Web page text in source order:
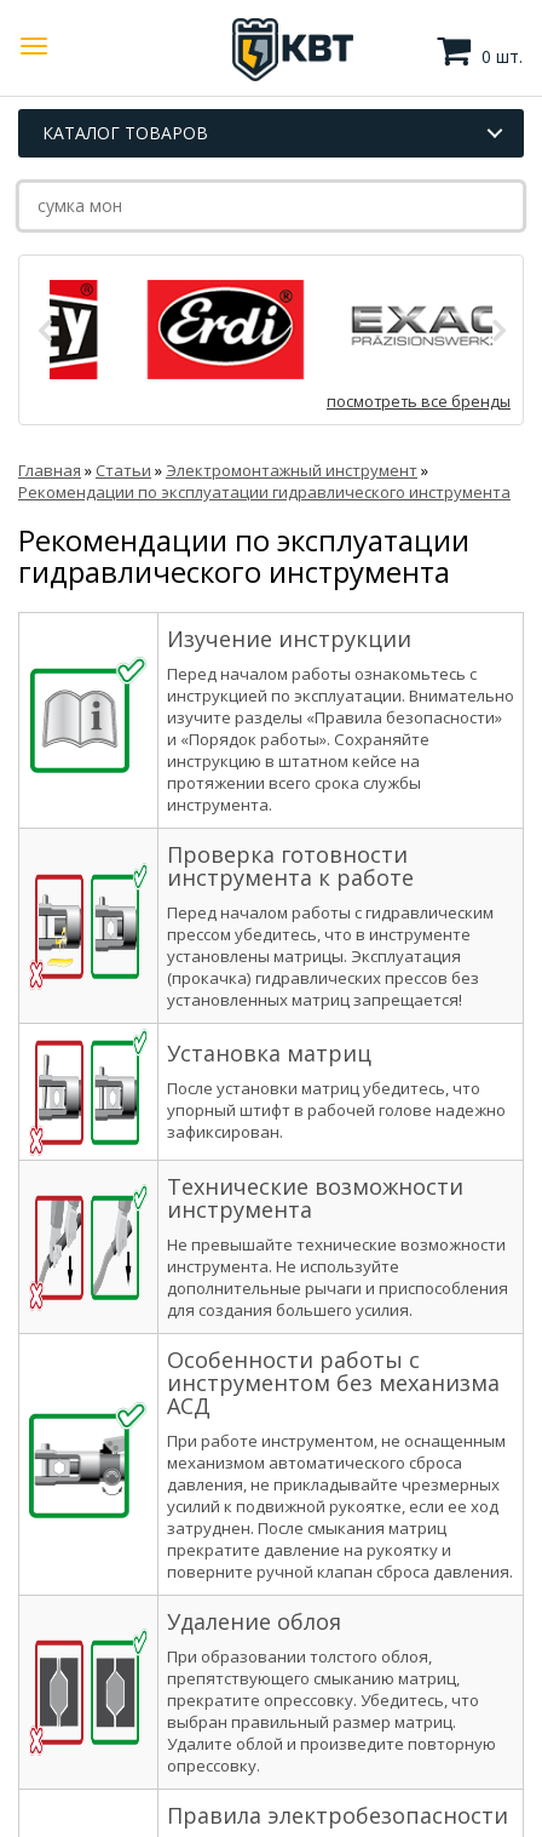
0 шт.
КАТАЛОГ ТОВАРОВ
посмотреть все бренды
Главная » Статьи » Электромонтажный инструмент»
Рекомендации по эксплуатации гидравлического инструмента
Рекомендации по эксплуатации
гидравлического инструмента
Изучение инструкции
Перед началом работы ознакомьтесь с
инструкцией по эксплуатации. Внимательно
изучите разделы «Правила безопасности»
и «Порядок работы». Сохраняйте
инструкцию в штатном кейсе на
протяжении всего срока службы
инструмента.
Проверка готовности
инструмента к работе
Перед началом работы с гидравлическим
прессом убедитесь, что в инструменте
установлены матрицы. Эксплуатация
(прокачка) гидравлических прессов без
установленных матриц запрещается!
Установка матриц
После установки матриц убедитесь, что
упорный штифт в рабочей голове надежно
зафиксирован.
Технические возможности
инструмента
Не превышайте технические возможности
инструмента. Не используйте
дополнительные рычаги и приспособления
для создания большего усилия.
Особенности работы с
инструментом без механизма
АСД
При работе инструментом, не оснащенным
механизмом автоматического сброса
давления, не прикладывайте чрезмерных
усилий к подвижной рукоятке, если ее ход
затруднен. После смыкания матриц
прекратите давление на рукоятку и
поверните ручной клапан сброса давления.
Удаление облоя
При образовании толстого облоя,
препятствующего смыканию матриц,
прекратите опрессовку. Убедитесь, что
выбран правильный размер матриц.
Удалите облой и произведите повторную
опрессовку.
Правила электробезопасности